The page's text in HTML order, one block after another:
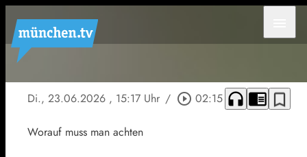
Di., 23.06.2026 , 15:17 Uhr / play_circle_outline 02:15 headphones chrome_reader_mode bookmark_border
Worauf muss man achten